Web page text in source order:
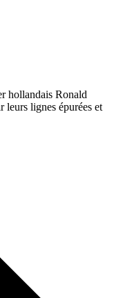
hollandais Ronald
lignes épurées et